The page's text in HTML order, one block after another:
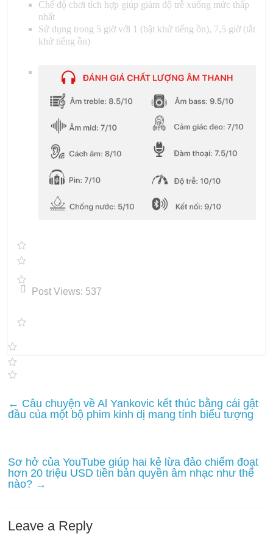
Chế độ chơi tích hợp giúp giảm độ trễ xuống mức thấp
nhất
Sử dụng trong 5 giờ với 1 (bật khử tiếng ồn), 7,5 giờ (tắt
khử tiếng ồn)
Post Views: 537
← Câu chuyện về Al Yankovic kết thúc bằng cái gật
đầu của một bộ phim kinh dị mang tính biểu tượng
Sơ hở của YouTube giúp hai kẻ lừa đảo chiếm đoạt
hơn 20 triệu USD tiền bản quyền âm nhạc như thế
nào? →
Leave a Reply